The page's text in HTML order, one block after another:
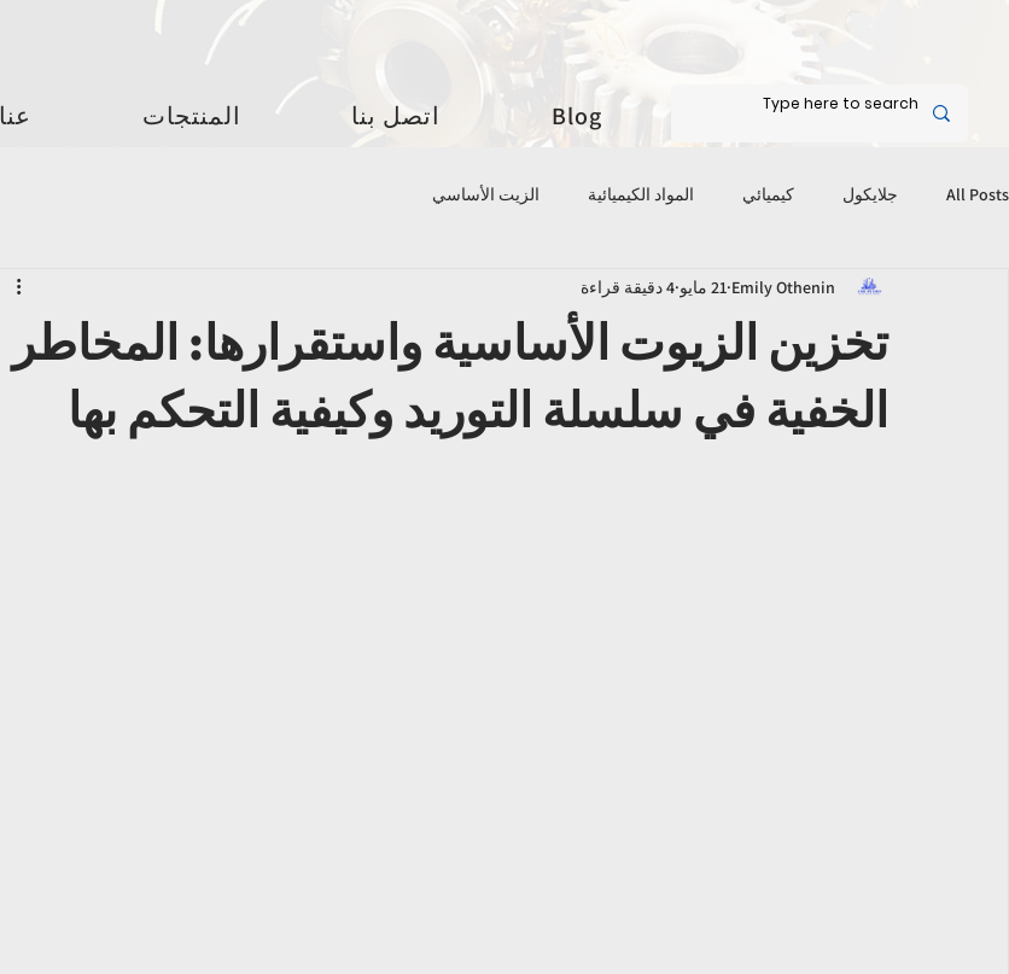
عنا المنتجات اتصل بنا Blog
All Posts جلايكول كيميائي المواد الكيميائية الزيت الأساسي
تخزين الزيوت الأساسية واستقرارها: المخاطر
الخفية في سلسلة التوريد وكيفية التحكم بها
Emily Othenin 21 مايو 4 دقيقة قراءة